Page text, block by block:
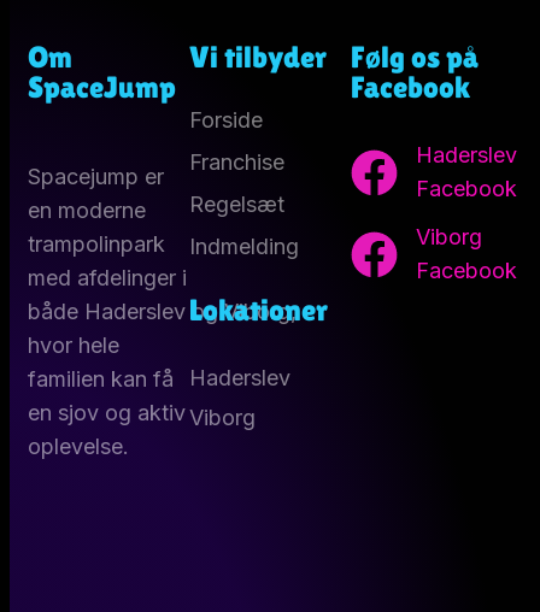
Om
SpaceJump
Spacejump er
en moderne
trampolinpark
med afdelinger i
både Haderslev og Viborg,
hvor hele
familien kan få
en sjov og aktiv
oplevelse.
Vi tilbyder
Forside
Franchise
Regelsæt
Indmelding
Lokationer
Haderslev
Viborg
Følg os på
Facebook
Haderslev
Facebook
Viborg
Facebook